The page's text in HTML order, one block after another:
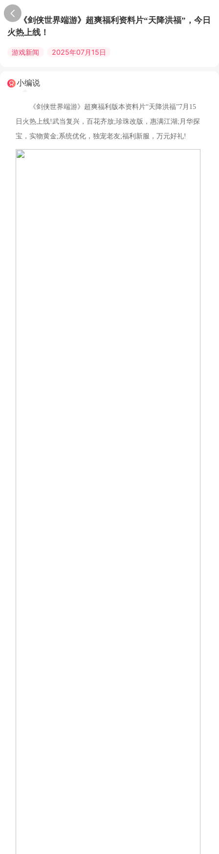
《剑侠世界端游》超爽福利资料片“天降洪福”，今日
火热上线！
游戏新闻 2025年07月15日
小编说
《剑侠世界端游》超爽福利版本资料片“天降洪福”7月15
日火热上线!武当复兴，百花齐放;珍珠改版，惠满江湖;月华探
宝，实物黄金;系统优化，独宠老友;福利新服，万元好礼!